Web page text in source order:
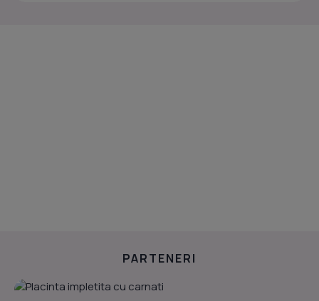
PARTENERI